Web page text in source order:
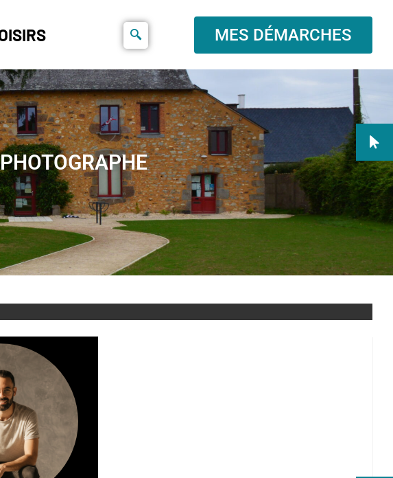
MES DÉMARCHES